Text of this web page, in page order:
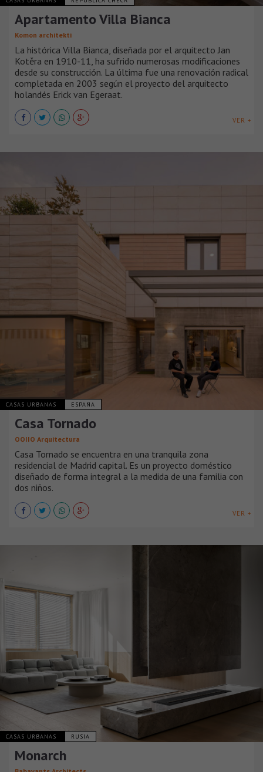
Apartamento Villa Bianca
Komon architekti
La histórica Villa Bianca, diseñada por el arquitecto Jan
Kotěra en 1910-11, ha sufrido numerosas modificaciones
desde su construcción. La última fue una renovación radical
completada en 2003 según el proyecto del arquitecto
holandés Erick van Egeraat.
VER +
CASAS URBANAS ESPAÑA
Casa Tornado
OOIIO Arquitectura
Casa Tornado se encuentra en una tranquila zona
residencial de Madrid capital. Es un proyecto doméstico
diseñado de forma integral a la medida de una familia con
dos niños.
VER +
CASAS URBANAS RUSIA
Monarch